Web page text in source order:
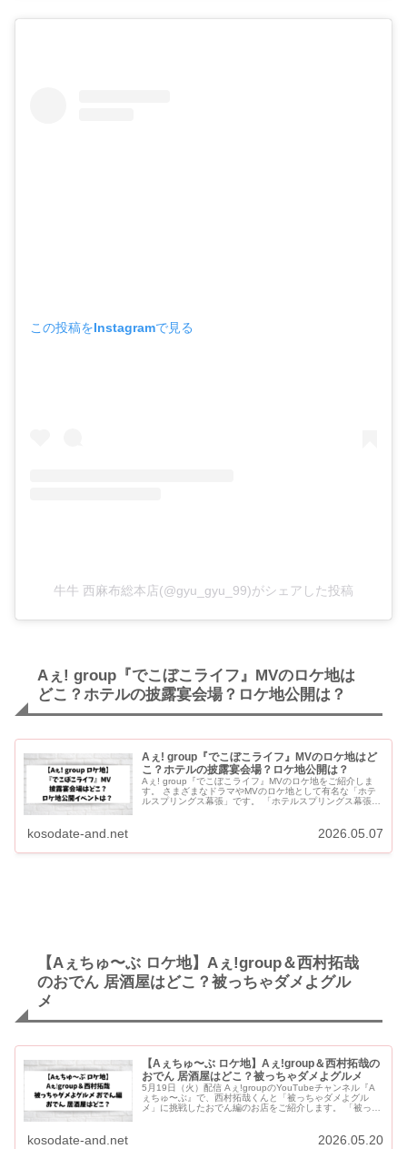
この投稿をInstagramで見る
牛牛 西麻布総本店(@gyu_gyu_99)がシェアした投稿
Aぇ! group『でこぼこライフ』MVのロケ地は
どこ？ホテルの披露宴会場？ロケ地公開は？
Aぇ! group『でこぼこライフ』MVのロケ地はど
こ？ホテルの披露宴会場？ロケ地公開は？
Aぇ! group『でこぼこライフ』MVのロケ地をご紹介しま
す。 さまざまなドラマやMVのロケ地として有名な「ホテ
ルスプリングス幕張」です。 「ホテルスプリングス幕張」
kosodate-and.net 2026.05.07
【Aぇちゅ〜ぶ ロケ地】Aぇǃgroup＆西村拓哉
のおでん 居酒屋はどこ？被っちゃダメよグル
メ
【Aぇちゅ〜ぶ ロケ地】Aぇǃgroup＆西村拓哉の
おでん 居酒屋はどこ？被っちゃダメよグルメ
5月19日（火）配信 AぇǃgroupのYouTubeチャンネル『A
ぇちゅ〜ぶ』で、西村拓哉くんと「被っちゃダメよグル
メ」に挑戦したおでん編のお店をご紹介します。 「被っち
kosodate-and.net 2026.05.20